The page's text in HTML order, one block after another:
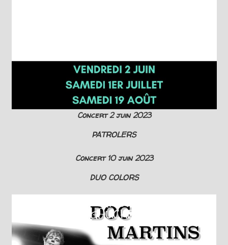
Concert 2 juin 2023
PATROLERS
Concert 10 juin 2023
DUO COLORS